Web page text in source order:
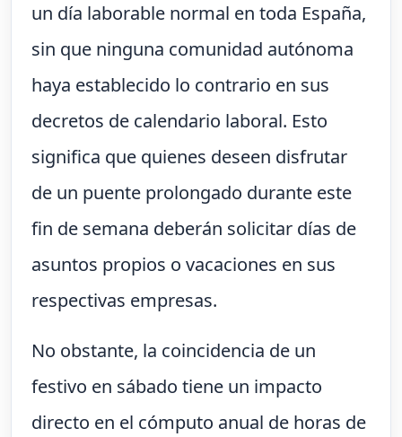
un día laborable normal en toda España,
sin que ninguna comunidad autónoma
haya establecido lo contrario en sus
decretos de calendario laboral. Esto
significa que quienes deseen disfrutar
de un puente prolongado durante este
fin de semana deberán solicitar días de
asuntos propios o vacaciones en sus
respectivas empresas.
No obstante, la coincidencia de un
festivo en sábado tiene un impacto
directo en el cómputo anual de horas de